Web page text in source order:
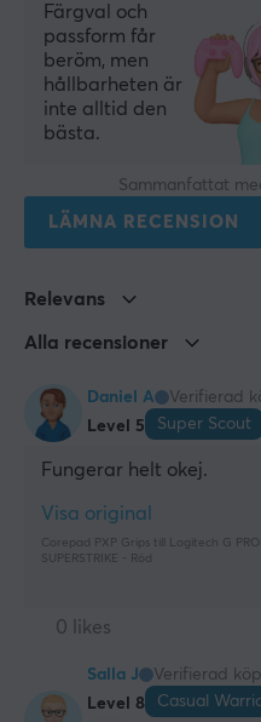
Färgval och
passform får
beröm, men
hållbarheten är
inte alltid den
bästa.
Sammanfattat
LÄMNA RECENSION
Relevans
Alla recensioner
Daniel A
Verifierad
Level 5
Super Scout
Fungerar helt okej.
Visa original
Corepad PXP Grips till Logitech G
SUPERSTRIKE - Röd
0 likes
Salla J
Verifierad
Level 8
Casual